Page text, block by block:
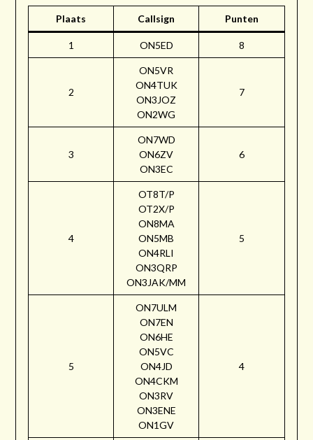
Plaats Callsign Punten
1 ON5ED 8
2
ON5VR
ON4TUK
ON3JOZ
ON2WG
7
3
ON7WD
ON6ZV
ON3EC
6
4
OT8T/P
OT2X/P
ON8MA
ON5MB
ON4RLI
ON3QRP
ON3JAK/MM
5
5
ON7ULM
ON7EN
ON6HE
ON5VC
ON4JD
ON4CKM
ON3RV
ON3ENE
ON1GV
4